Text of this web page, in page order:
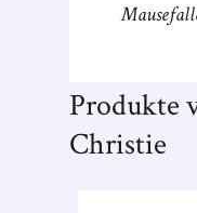
Produkte
Christie